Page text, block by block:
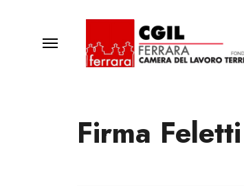
Menu
Firma Feletti